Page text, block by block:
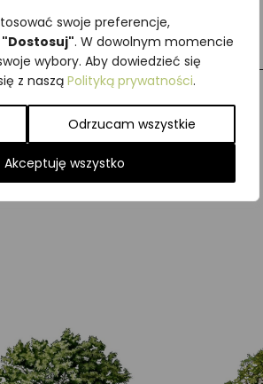
swoje preferencje,
"Dostosuj". W dowolnym momencie
wybory. Aby dowiedzieć się
z naszą Polityką prywatności.
Odrzucam wszystkie
Akceptuję wszystko
cena z ostatnich 30 dni:65,00zł
danych
Drzewa,ILUSTRACJE